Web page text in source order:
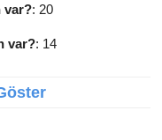
var?: 20
var?: 14